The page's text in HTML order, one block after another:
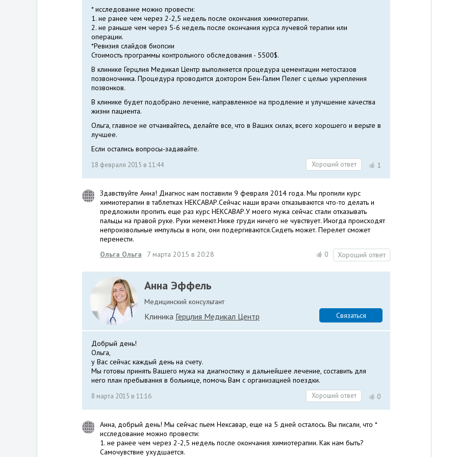
* исследование можно провести:
1. не ранее чем через 2-2,5 недель после окончания химиотерапии.
2. не раньше чем через 5-6 недель после окончания курса лучевой терапии или
операции.
*Ревизия слайдов биопсии
Стоимость программы контрольного обследования - 5500$.
В клинике Герцлия Медикал Центр выполняется процедура цементации метостазов
позвоночника. Процедура проводится доктором Бен-Галим Пелег с целью укрепления
позвонков.
В клинике будет подобрано лечение, направленное на продление и улучшение качества
жизни пациента.
Ольга, главное не отчаивайтесь, делайте все, что в Ваших силах, всего хорошего и верьте в
лучшее.
Если остались вопросы-задавайте.
18 февраля 2015 в 11:44 Хороший ответ 1
Здавствуйте Анна! Диагнос нам поставили 9 февраля 2014 года. Мы пропили курс
химиотерапии в таблетках НЕКСАВАР.Сейчас наши врачи отказываются что-то делать и
предложили пропить еще раз курс НЕКСАВАР.У моего мужа сейчас стали отказывать
пальцы на правой руке. Руки немеют.Ниже груди ничего не чувствует. Иногда происходят
непроизвольные импульсы в ноги, они подергиваются.Сидеть может. Перелет сможет
перенести.
0
Хороший ответ
Ольга Ольга 7 марта 2015 в 20:28
Анна Эффель
Медицинский консультант
Клиника Герцлия Медикал Центр Связаться
Добрый день!
Ольга,
у Вас сейчас каждый день на счету.
Мы готовы принять Вашего мужа на диагностику и дальнейшее лечение, составить для
него план пребывания в больнице, помочь Вам с организацией поездки.
8 марта 2015 в 11:16 Хороший ответ 0
Анна, добрый день! Мы сейчас пьем Нексавар, еще на 5 дней осталось. Вы писали, что *
исследование можно провести:
1. не ранее чем через 2-2,5 недель после окончания химиотерапии. Как нам быть?
Самочувствие ухудшается.